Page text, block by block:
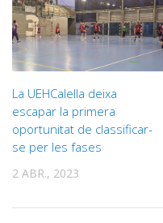
La UEHCalella deixa
escapar la primera
oportunitat de classificar-
se per les fases
2 ABR., 2023